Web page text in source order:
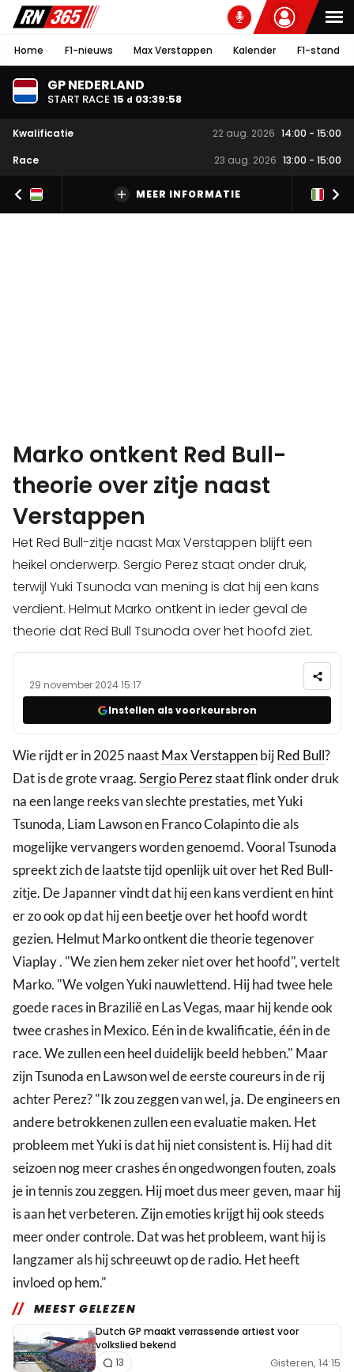
Home F1-nieuws Max Verstappen Kalender F1-stand
GP NEDERLAND
START RACE 15 d 03:39:57
Kwalificatie 22 aug. 2026 14:00 - 15:00
Race
23 aug. 2026 13:00 - 15:00
MEER INFORMATIE
Marko ontkent Red Bull-
theorie over zitje naast
Verstappen
Het Red Bull-zitje naast Max Verstappen blijft een
heikel onderwerp. Sergio Perez staat onder druk,
terwijl Yuki Tsunoda van mening is dat hij een kans
verdient. Helmut Marko ontkent in ieder geval de
theorie dat Red Bull Tsunoda over het hoofd ziet.
29 november 2024 15:17
Instellen als voorkeursbron
Wie rijdt er in 2025 naastMax VerstappenbijRed Bull?
Dat is de grote vraag.Sergio Perezstaat flink onder druk
na een lange reeks van slechte prestaties, met Yuki
Tsunoda, Liam Lawson en Franco Colapinto die als
mogelijke vervangers worden genoemd. Vooral Tsunoda
spreekt zich de laatste tijd openlijk uit over het Red Bull-
zitje. De Japanner vindt dat hij een kans verdient en hint
er zo ook op dat hij een beetje over het hoofd wordt
gezien. Helmut Marko ontkent die theorie tegenover
Viaplay . "We zien hem zeker niet over het hoofd", vertelt
Marko. "We volgen Yuki nauwlettend. Hij had twee hele
goede races in Brazilië en Las Vegas, maar hij kende ook
twee crashes in Mexico. Eén in de kwalificatie, één in de
race. We zullen een heel duidelijk beeld hebben." Maar
zijn Tsunoda en Lawson wel de eerste coureurs in de rij
achter Perez? "Ik zou zeggen van wel, ja. De engineers en
andere betrokkenen zullen een evaluatie maken. Het
probleem met Yuki is dat hij niet consistent is. Hij had dit
seizoen nog meer crashes én ongedwongen fouten, zoals
je in tennis zou zeggen. Hij moet dus meer geven, maar hij
is aan het verbeteren. Zijn emoties krijgt hij ook steeds
meer onder controle. Dat was het probleem, want hij is
langzamer als hij schreeuwt op de radio. Het heeft
invloed op hem."
MEEST GELEZEN
Dutch GP maakt verrassende artiest voor
volkslied bekend
Gisteren, 14:15
13